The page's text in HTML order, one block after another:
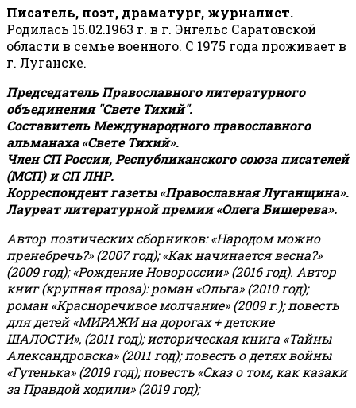
Писатель, поэт, драматург, журналист.
Родилась 15.02.1963 г. в г. Энгельс Саратовской
области в семье военного. С 1975 года проживает в
г. Луганске.
Председатель Православного литературного
объединения "Свете Тихий".
Составитель Международного православного
альманаха «Свете Тихий».
Член СП России, Республиканского союза писателей
(МСП) и СП ЛНР.
Корреспондент газеты «Православная Луганщина».
Лауреат литературной премии «Олега Бишерева».
Автор поэтических сборников: «Народом можно
пренебречь?» (2007 год); «Как начинается весна?»
(2009 год); «Рождение Новороссии» (2016 год). Автор
книг (крупная проза): роман «Ольга» (2010 год);
роман «Красноречивое молчание» (2009 г.); повесть
для детей «МИРАЖИ на дорогах + детские
ШАЛОСТИ», (2011 год); историческая книга «Тайны
Александровска» (2011 год); повесть о детях войны
«Гутенька» (2019 год); повесть «Сказ о том, как казаки
за Правдой ходили» (2019 год);